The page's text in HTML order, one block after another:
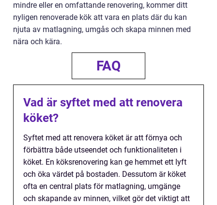
mindre eller en omfattande renovering, kommer ditt
nyligen renoverade kök att vara en plats där du kan
njuta av matlagning, umgås och skapa minnen med
nära och kära.
FAQ
Vad är syftet med att renovera
köket?
Syftet med att renovera köket är att förnya och
förbättra både utseendet och funktionaliteten i
köket. En köksrenovering kan ge hemmet ett lyft
och öka värdet på bostaden. Dessutom är köket
ofta en central plats för matlagning, umgänge
och skapande av minnen, vilket gör det viktigt att